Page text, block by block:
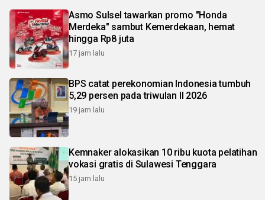
Asmo Sulsel tawarkan promo "Honda
Merdeka" sambut Kemerdekaan, hemat
hingga Rp8 juta
17 jam lalu
BPS catat perekonomian Indonesia tumbuh
5,29 persen pada triwulan II 2026
19 jam lalu
Kemnaker alokasikan 10 ribu kuota pelatihan
vokasi gratis di Sulawesi Tenggara
15 jam lalu